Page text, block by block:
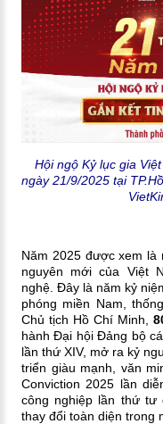
Hội ngộ Kỷ lục gia
ngày 21/9/2025 tại
Năm 2025 được xem là
nguyên mới của Việt
nghệ. Đây là năm kỷ
phóng miền Nam,
Chủ tịch Hồ Chí Minh,
hành Đại hội Đảng bộ
lần thứ XIV, mở ra kỷ
triển giàu mạnh, văn
Conviction 2025 lần
công nghiệp lần thứ tư
thay đổi toàn diện trong